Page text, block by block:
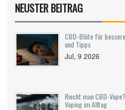
können. Beachten Sie bitte,
anders auf CBD reagiert,
Ihre Körpersignale zu
entsprechend anzupassen.
die korrekte Einnahme von
finden Sie hier.
NEUSTER BEITRAG
CBD-Blüte für
und Tipps
Jul, 9 2026
Riecht man CBD-
Vaping im Alltag